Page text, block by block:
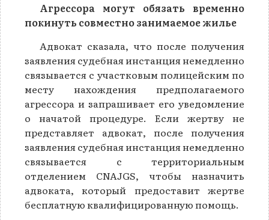
Агрессора могут обязать временно
покинуть совместно занимаемое жилье
Адвокат сказала, что после получения
заявления судебная инстанция немедленно
связывается с участковым полицейским по
месту нахождения предполагаемого
агрессора и запрашивает его уведомление
о начатой процедуре. Если жертву не
представляет адвокат, после получения
заявления судебная инстанция немедленно
связывается с территориальным
отделением CNAJGS, чтобы назначить
адвоката, который предоставит жертве
бесплатную квалифицированную помощь.